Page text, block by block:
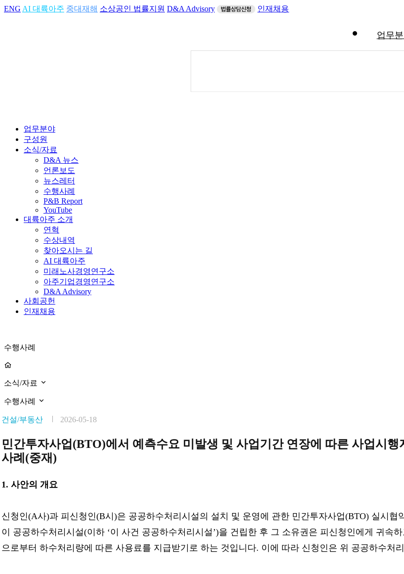
ENG AI 대륙아주 중대재해 소상공인 법률지원 D&A Advisory 인재채용
업무
업무분야
구성원
소식/자료
D&A 뉴스
언론보도
뉴스레터
수행사례
P&B Report
YouTube
대륙아주 소개
연혁
수상내역
찾아오시는 길
AI 대륙아주
미래노사경영연구소
아주기업경영연구소
D&A Advisory
사회공헌
인재채용
수행사례
소식/자료
수행사례
건설/부동산 2026-05-18
민간투자사업(BTO)에서 예측수요 미발생 및 사업기간 연장에 따른 사업시
사례(중재)
1. 사안의 개요
신청인(A사)과 피신청인(B시)은 공공하수처리시설의 설치 및 운영에 관한 민간투자사업(BTO) 실시협
이 공공하수처리시설(이하 ‘이 사건 공공하수처리시설’)을 건립한 후 그 소유권은 피신청인에게 귀속
으로부터 하수처리량에 따른 사용료를 지급받기로 하는 것입니다. 이에 따라 신청인은 위 공공하수처